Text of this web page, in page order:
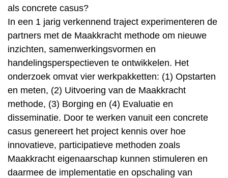
als concrete casus?
In een 1 jarig verkennend traject experimenteren de
partners met de Maakkracht methode om nieuwe
inzichten, samenwerkingsvormen en
handelingsperspectieven te ontwikkelen. Het
onderzoek omvat vier werkpakketten: (1) Opstarten
en meten, (2) Uitvoering van de Maakkracht
methode, (3) Borging en (4) Evaluatie en
disseminatie. Door te werken vanuit een concrete
casus genereert het project kennis over hoe
innovatieve, participatieve methoden zoals
Maakkracht eigenaarschap kunnen stimuleren en
daarmee de implementatie en opschaling van